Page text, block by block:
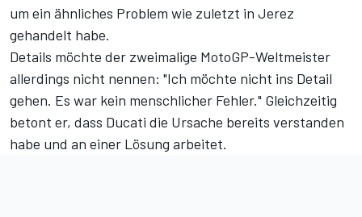
um ein ähnliches Problem wie zuletzt in Jerez
gehandelt habe.
Details möchte der zweimalige MotoGP-Weltmeister
allerdings nicht nennen: "Ich möchte nicht ins Detail
gehen. Es war kein menschlicher Fehler." Gleichzeitig
betont er, dass Ducati die Ursache bereits verstanden
habe und an einer Lösung arbeitet.